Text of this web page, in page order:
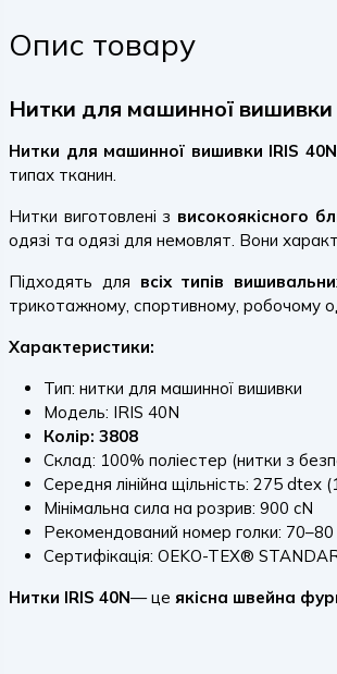
Опис товару
Нитки для машинної вишивки
Нитки для машинної вишивки IRIS
типах тканин.
Нитки виготовлені з високоякісного
одязі та одязі для немовлят. Вони
Підходять для всіх типів
трикотажному, спортивному, робочому
Характеристики:
Тип: нитки для машинної вишивки
Модель: IRIS 40N
Колір: 3808
Склад: 100% поліестер (нитки з
Середня лінійна щільність: 275 dtex
Мінімальна сила на розрив: 900 cN
Рекомендований номер голки: 70–80
Сертифікація: OEKO-TEX®
Нитки IRIS 40N— це якісна швейна